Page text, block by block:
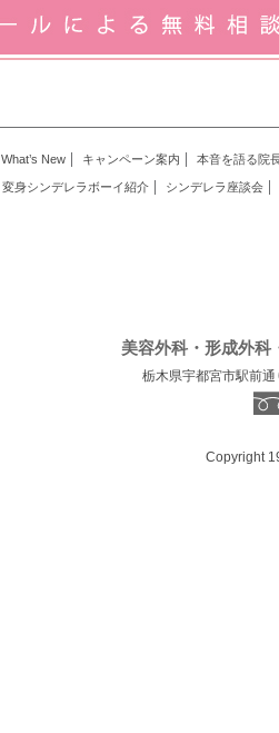
What’s New キャンペーン案内 本音を語る院
変身シンデレラボーイ紹介 シンデレラ座談会
美容外科・形成外科
栃木県宇都宮市駅前
Copyright